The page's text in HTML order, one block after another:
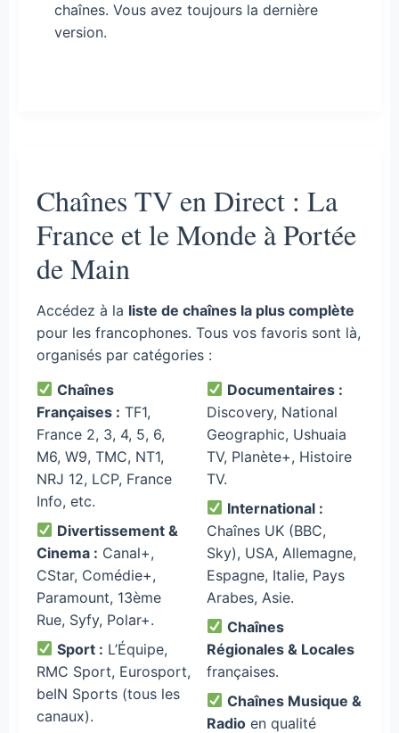
chaînes. Vous avez toujours la dernière
version.
Chaînes TV en Direct : La
France et le Monde à Portée
de Main
Accédez à la liste de chaînes la plus complète
pour les francophones. Tous vos favoris sont là,
organisés par catégories :
Chaînes
Françaises : TF1,
France 2, 3, 4, 5, 6,
M6, W9, TMC, NT1,
NRJ 12, LCP, France
Info, etc.
Divertissement &
Cinema : Canal+,
CStar, Comédie+,
Paramount, 13ème
Rue, Syfy, Polar+.
Sport : L’Équipe,
RMC Sport, Eurosport,
beIN Sports (tous les
canaux).
Documentaires :
Discovery, National
Geographic, Ushuaia
TV, Planète+, Histoire
TV.
International :
Chaînes UK (BBC,
Sky), USA, Allemagne,
Espagne, Italie, Pays
Arabes, Asie.
Chaînes
Régionales & Locales
françaises.
Chaînes Musique &
Radio en qualité